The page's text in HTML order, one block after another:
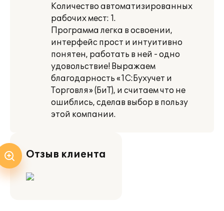
Количество автоматизированных
рабочих мест: 1.
Программа легка в освоении,
интерфейс прост и интуитивно
понятен, работать в ней - одно
удовольствие! Выражаем
благодарность «1С:Бухучет и
Торговля» (БиТ), и считаем что не
ошиблись, сделав выбор в пользу
этой компании.
Отзыв клиента